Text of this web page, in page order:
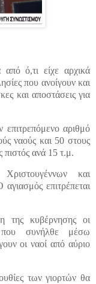
ό,τι είχε αρχικά
που ανοίγουν και
και αποστάσεις για
αριθμό
ναούς και 50 στους
πιστός ανά 15 τ.μ.
και
επιτρέπεται
της κυβέρνησης οι
συνήλθε μέσω
οι ναοί από αύριο
των γιορτών θα